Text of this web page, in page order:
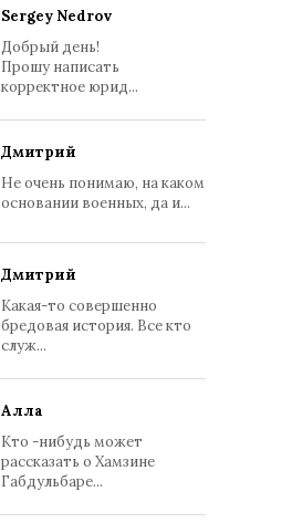
Sergey Nedrov
Добрый день!
Прошу написать
корректное юрид...
Дмитрий
Не очень понимаю, на каком
основании военных, да и...
Дмитрий
Какая-то совершенно
бредовая история. Все кто
служ...
Алла
Кто -нибудь может
рассказать о Хамзине
Габдульбаре...